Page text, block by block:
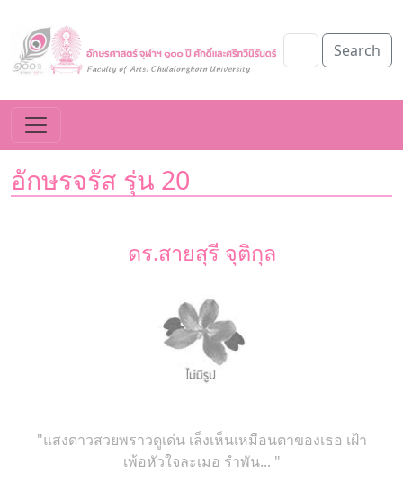
Search
อักษรจรัส รุ่น 20
ดร.สายสุรี จุติกุล
"แสงดาวสวยพราวดูเด่น เล็งเห็นเหมือนตาของเธอ เฝ้า
เพ้อหัวใจละเมอ รำพัน... "